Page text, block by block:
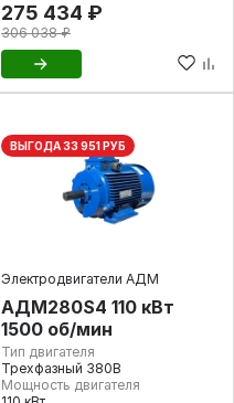
275 434 ₽
306 038 ₽
ВЫГОДА 33 951 РУБ
Электродвигатели АДМ
АДМ280S4 110 кВт
1500 об/мин
Тип двигателя
Трехфазный 380В
Мощность двигателя